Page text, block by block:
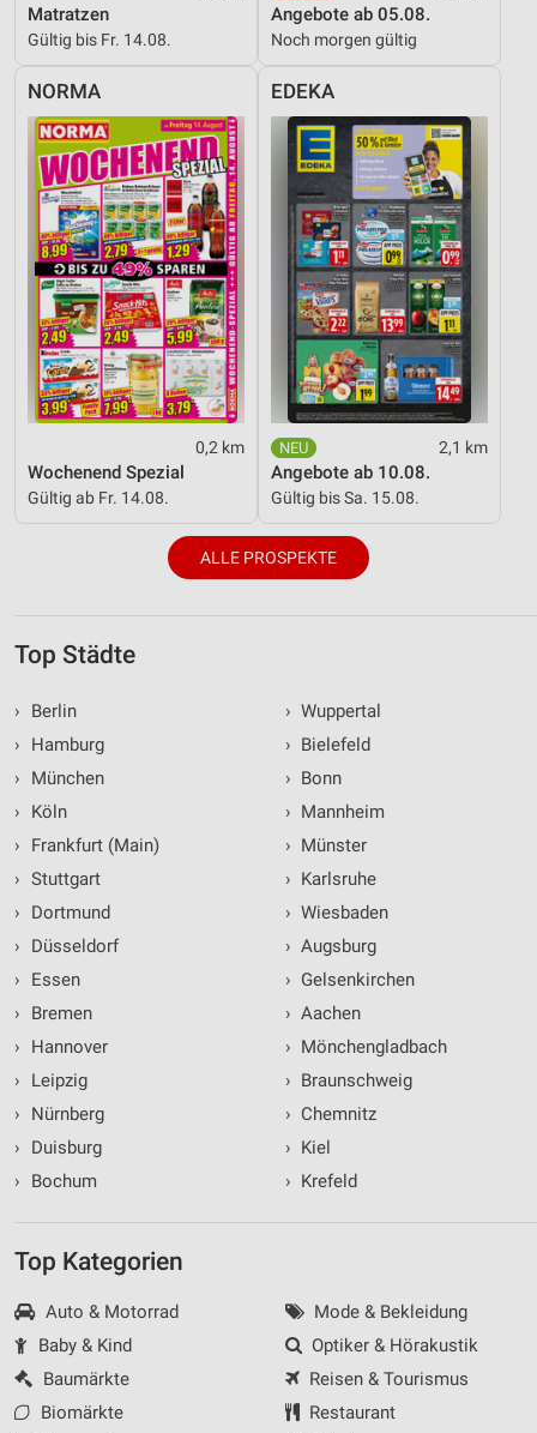
Matratzen
Gültig bis Fr. 14.08.
Angebote ab 05.08.
Noch morgen gültig
NORMA
0,2 km
Wochenend Spezial
Gültig ab Fr. 14.08.
EDEKA
2,1 km
Angebote ab 10.08.
Gültig bis Sa. 15.08.
ALLE PROSPEKTE
Top Städte
›
Berlin
›
Hamburg
›
München
›
Köln
›
Frankfurt (Main)
› Stuttgart
›
Dortmund
›
Düsseldorf
›
Essen
›
Bremen
›
Hannover
›
Leipzig
›
Nürnberg
›
Duisburg
›
Bochum
› Wuppertal
› Bielefeld
› Bonn
› Mannheim
› Münster
› Karlsruhe
› Wiesbaden
› Augsburg
› Gelsenkirchen
› Aachen
› Mönchengladbach
› Braunschweig
› Chemnitz
› Kiel
› Krefeld
Top Kategorien
Auto & Motorrad
Baby & Kind
Baumärkte
Biomärkte
Mode & Bekleidung
Optiker & Hörakustik
Reisen & Tourismus
Restaurant